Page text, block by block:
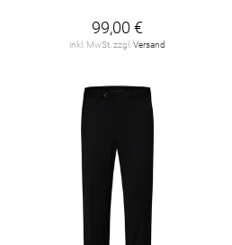
99,00 €
inkl. MwSt. zzgl. Versand